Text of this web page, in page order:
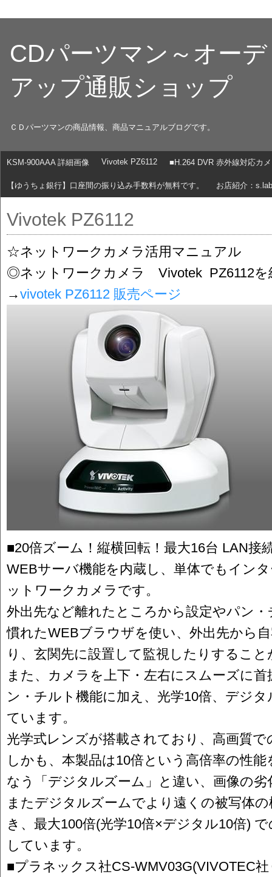
CDパーツマン～オー
アップ通販ショップ
ＣＤパーツマンの商品情報、商品マニュアルブログです。
KSM-900AAA 詳細画像 Vivotek PZ6112 ■H.264 DVR 赤外線対応カ
【ゆうちょ銀行】口座間の振り込み手数料が無料です。 お店紹介：
Vivotek PZ6112
☆ネットワークカメラ活用マニュアル
◎ネットワークカメラ Vivotek PZ6112
→vivotek PZ6112 販売ページ
■20倍ズーム！縦横回転！最大16台 LAN接
WEBサーバ機能を内蔵し、単体でもイン
ットワークカメラです。
外出先など離れたところから設定やパン
慣れたWEBブラウザを使い、外出先から
り、玄関先に設置して監視したりするこ
また、カメラを上下・左右にスムーズに
ン・チルト機能に加え、光学10倍、デジ
ています。
光学式レンズが搭載されており、高画質
しかも、本製品は10倍という高倍率の性
なう「デジタルズーム」と違い、画像の
またデジタルズームでより遠くの被写体
き、最大100倍(光学10倍×デジタル10倍)
しています。
■プラネックス社CS-WMV03G(VIVOTEC